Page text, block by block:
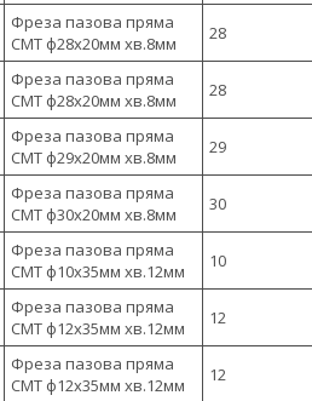
Фреза пазова пряма
CMT ф28х20мм хв.8мм
28
Фреза пазова пряма
CMT ф28х20мм хв.8мм
28
Фреза пазова пряма
CMT ф29х20мм хв.8мм
29
Фреза пазова пряма
CMT ф30х20мм хв.8мм
30
Фреза пазова пряма
CMT ф10х35мм хв.12мм
10
Фреза пазова пряма
CMT ф12х35мм хв.12мм
12
Фреза пазова пряма
CMT ф12х35мм хв.12мм
12